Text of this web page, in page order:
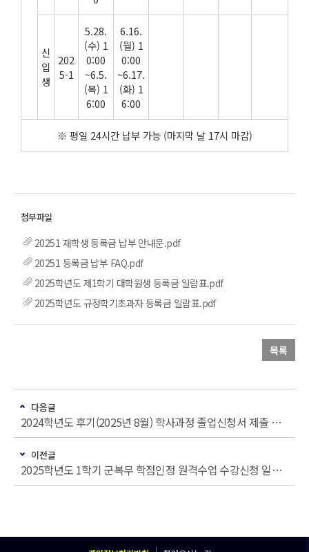
신
입
생
202
5-1
5.28.
(수) 1
0:00
~6.5.
(목) 1
6:00
6.16.
(월) 1
0:00
~6.17.
(화) 1
6:00
※ 평일 24시간 납부 가능 (마지막 날 17시 마감)
20251 재학생 등록금 납부 안내문.pdf
20251 등록금 납부 FAQ.pdf
2025학년도 제1학기 대학원생 등록금 일람표.pdf
2025학년도 규정학기초과자 등록금 일람표.pdf
목록
다음글
2024학년도 후기(2025년 8월) 학사과정 졸업신청서 제출 안내(~3/27.목)
이전글
2025학년도 1학기 군복무 학점인정 원격수업 수강신청 일정 변경 안내(2차 변경)